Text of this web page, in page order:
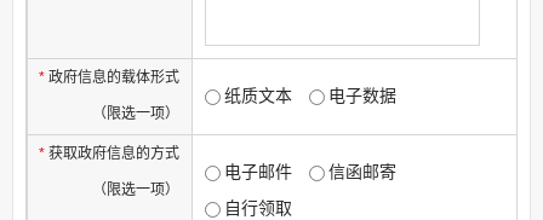
* 政府信息的载体形式
（限选一项）
纸质文本 电子数据
* 获取政府信息的方式
（限选一项）
电子邮件
信函邮寄
自行领取